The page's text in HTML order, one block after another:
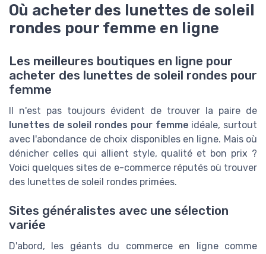
Où acheter des lunettes de soleil
rondes pour femme en ligne
Les meilleures boutiques en ligne pour
acheter des lunettes de soleil rondes pour
femme
Il n'est pas toujours évident de trouver la paire de
lunettes de soleil rondes pour femme idéale, surtout
avec l'abondance de choix disponibles en ligne. Mais où
dénicher celles qui allient style, qualité et bon prix ?
Voici quelques sites de e-commerce réputés où trouver
des lunettes de soleil rondes primées.
Sites généralistes avec une sélection
variée
D'abord, les géants du commerce en ligne comme